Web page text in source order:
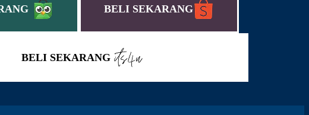
BELI SEKARANG
BELI SEKARANG